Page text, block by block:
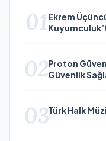
01 Ekrem
02Proton
Güvenlik
03Türk Halk